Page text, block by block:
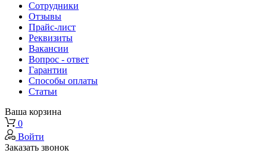
Сотрудники
Отзывы
Прайс-лист
Реквизиты
Вакансии
Вопрос - ответ
Гарантии
Способы оплаты
Статьи
Ваша корзина
0
Войти
Заказать звонок